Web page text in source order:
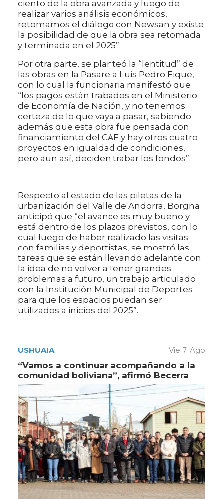
ciento de la obra avanzada y luego de
realizar varios análisis económicos,
retomamos el diálogo con Newsan y existe
la posibilidad de que la obra sea retomada
y terminada en el 2025”.
Por otra parte, se planteó la “lentitud” de
las obras en la Pasarela Luis Pedro Fique,
con lo cual la funcionaria manifestó que
“los pagos están trabados en el Ministerio
de Economía de Nación, y no tenemos
certeza de lo que vaya a pasar, sabiendo
además que esta obra fue pensada con
financiamiento del CAF y hay otros cuatro
proyectos en igualdad de condiciones,
pero aun así, deciden trabar los fondos”.
Respecto al estado de las piletas de la
urbanización del Valle de Andorra, Borgna
anticipó que “el avance es muy bueno y
está dentro de los plazos previstos, con lo
cual luego de haber realizado las visitas
con familias y deportistas, se mostró las
tareas que se están llevando adelante con
la idea de no volver a tener grandes
problemas a futuro, un trabajo articulado
con la Institución Municipal de Deportes
para que los espacios puedan ser
utilizados a inicios del 2025”.
USHUAIA Vie 7. Ago
“Vamos a continuar acompañando a la
comunidad boliviana”, afirmó Becerra